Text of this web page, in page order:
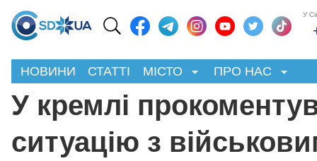
У
НОВИНИ СТАТТІ МІСТО ПРО НАС
У кремлі
ситуацію з